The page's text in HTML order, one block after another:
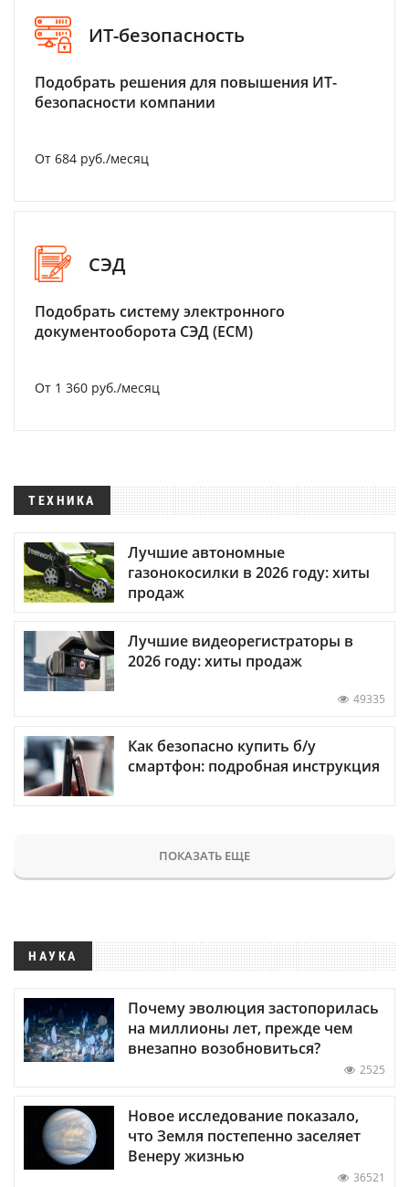
ИТ-безопасность
Подобрать решения для повышения ИТ-
безопасности компании
От 684 руб./месяц
СЭД
Подобрать систему электронного
документооборота СЭД (ECM)
От 1 360 руб./месяц
ТЕХНИКА
Лучшие автономные
газонокосилки в 2026 году: хиты
продаж
Лучшие видеорегистраторы в
2026 году: хиты продаж
49335
Как безопасно купить б/у
смартфон: подробная инструкция
ПОКАЗАТЬ ЕЩЕ
НАУКА
Почему эволюция застопорилась
на миллионы лет, прежде чем
внезапно возобновиться?
2525
Новое исследование показало,
что Земля постепенно заселяет
Венеру жизнью
36521